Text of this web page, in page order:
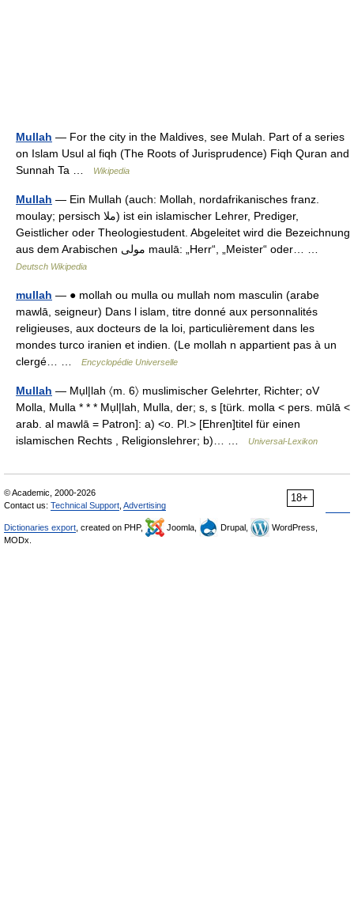
Mullah — For the city in the Maldives, see Mulah. Part of a series
on Islam Usul al fiqh (The Roots of Jurisprudence) Fiqh Quran and
Sunnah Ta …
Wikipedia
Mullah — Ein Mullah (auch: Mollah, nordafrikanisches franz.
moulay; persisch ‏ملا‎) ist ein islamischer Lehrer, Prediger,
Geistlicher oder Theologiestudent. Abgeleitet wird die Bezeichnung
aus dem Arabischen ‏مولى‎ maulā: „Herr“, „Meister“ oder… …
Deutsch Wikipedia
mullah — ● mollah ou mulla ou mullah nom masculin (arabe
mawlā, seigneur) Dans l islam, titre donné aux personnalités
religieuses, aux docteurs de la loi, particulièrement dans les
mondes turco iranien et indien. (Le mollah n appartient pas à un
clergé… …
Encyclopédie Universelle
Mullah — Mụl|lah 〈m. 6〉 muslimischer Gelehrter, Richter; oV
Molla, Mulla * * * Mụl|lah, Mulla, der; s, s [türk. molla < pers. mūlā <
arab. al mawlā = Patron]: a) <o. Pl.> [Ehren]titel für einen
islamischen Rechts , Religionslehrer; b)… …
Universal-Lexikon
18+
© Academic, 2000-2026
Contact us: Technical Support Advertising
Dictionaries export , created on PHP, Joomla, Drupal,
WordPress,
MODx.